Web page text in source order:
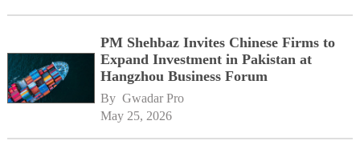
PM Shehbaz Invites Chinese Firms to
Expand Investment in Pakistan at
Hangzhou Business Forum
By Gwadar Pro
May 25, 2026